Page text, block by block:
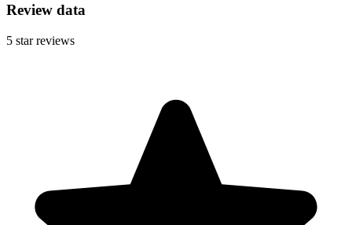
Review data
5 star reviews